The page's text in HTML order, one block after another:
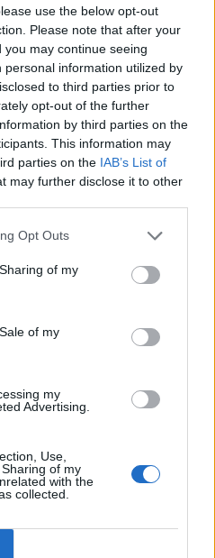
use the below opt-out
Please note that after your
may continue seeing
information utilized by
to third parties prior to
opt-out of the further
by third parties on the
This information may
parties on the IAB’s List of
may further disclose it to other
Opt Outs
of my
of my
my
Advertising.
Use,
of my
with the
collected.